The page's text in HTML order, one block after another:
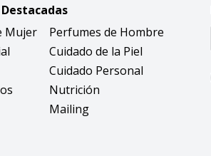
Mujer
Perfumes de Hombre
Cuidado de la Piel
Cuidado Personal
Nutrición
Mailing